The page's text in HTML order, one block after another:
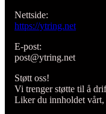
Nettside:
https://ytring.net
E-post:
post@ytring.net
Støtt oss!
Vi trenger støtte til å
Liker du innholdet vårt,